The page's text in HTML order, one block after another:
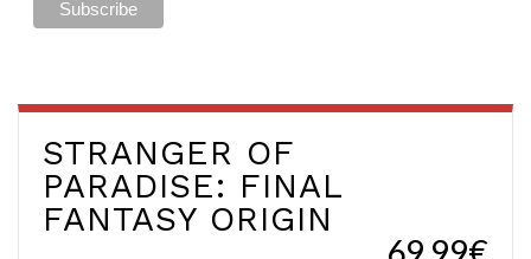
STRANGER OF
PARADISE: FINAL
FANTASY ORIGIN